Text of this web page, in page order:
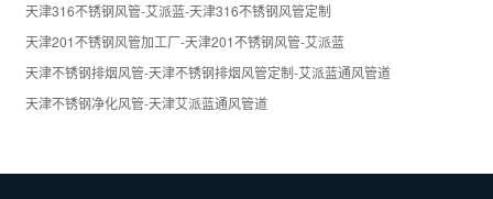
天津316不锈钢风管-艾派蓝-天津316不锈钢风管定制
天津201不锈钢风管加工厂-天津201不锈钢风管-艾派蓝
天津不锈钢排烟风管-天津不锈钢排烟风管定制-艾派蓝通风管道
天津不锈钢净化风管-天津艾派蓝通风管道